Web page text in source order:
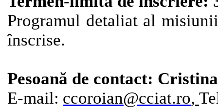
Programul detaliat al
înscrise.
Pesoană de contact:
E-mail: ccoroian@cciat.ro,